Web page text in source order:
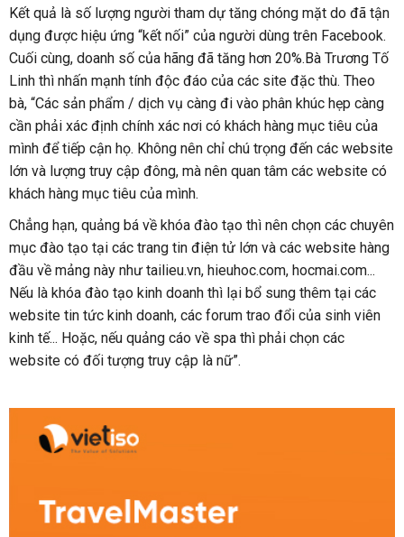
Kết quả là số lượng người tham dự tăng chóng mặt do đã tận
dụng được hiệu ứng “kết nối” của người dùng trên Facebook.
Cuối cùng, doanh số của hãng đã tăng hơn 20%.Bà Trương Tố
Linh thì nhấn mạnh tính độc đáo của các site đặc thù. Theo
bà, “Các sản phẩm / dịch vụ càng đi vào phân khúc hẹp càng
cần phải xác định chính xác nơi có khách hàng mục tiêu của
mình để tiếp cận họ. Không nên chỉ chú trọng đến các website
lớn và lượng truy cập đông, mà nên quan tâm các website có
khách hàng mục tiêu của mình.
Chẳng hạn, quảng bá về khóa đào tạo thì nên chọn các chuyên
mục đào tạo tại các trang tin điện tử lớn và các website hàng
đầu về mảng này như tailieu.vn, hieuhoc.com, hocmai.com...
Nếu là khóa đào tạo kinh doanh thì lại bổ sung thêm tại các
website tin tức kinh doanh, các forum trao đổi của sinh viên
kinh tế... Hoặc, nếu quảng cáo về spa thì phải chọn các
website có đối tượng truy cập là nữ”.